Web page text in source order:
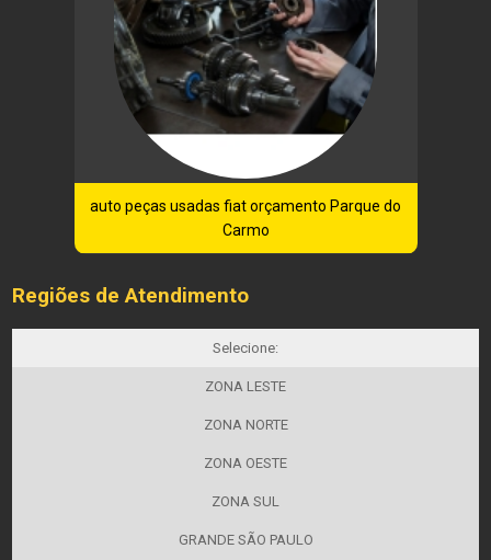
auto peças usadas fiat orçamento Parque do
Carmo
Regiões de Atendimento
Selecione:
ZONA LESTE
ZONA NORTE
ZONA OESTE
ZONA SUL
GRANDE SÃO PAULO